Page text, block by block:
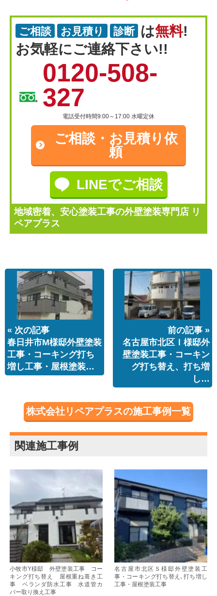
ご相談 お見積り 診断 は無料!
お気軽にご連絡下さい!!
0120-508-
327
電話受付時間9:00～17:00 水曜定休
ご相談・ お見積り依
頼
LINEでご相談
地域密着、安心塗装工事の外壁塗装専門店 リ
ペアプラス
« 次の記事
春日井市M様邸外壁塗装
工事・コーキング打ち
増し工事・屋根塗装…
前の記事 »
名古屋市北区Ｉ様邸外
壁塗装工事・コーキン
グ打ち替え、打ち増
し…
株式会社リペアプラスの施工事例一覧
関連施工事例
小牧市Y様邸 外壁塗装工事 コー
キング打ち替え 屋根重ね葺き工
事 ベランダ防水工事 水道管カ
バー取り換え工事
名古屋市北区Ｓ様邸外壁塗装工
事・コーキング打ち替え､打ち増し
工事・屋根塗装工事